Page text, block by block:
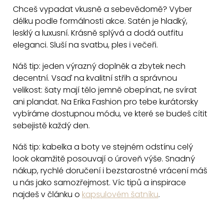
á
d
a
c
p
r
v
k
ý
p
i
s
u
á
n
k
o
á
n
í
Chceš vypadat vkusně a sebevědomě? Vyber
délku podle formálnosti akce. Satén je hladký,
lesklý a luxusní. Krásně splývá a dodá outfitu
eleganci. Sluší na svatbu, ples i večeři.
Náš tip: jeden výrazný doplněk a zbytek nech
decentní. Vsaď na kvalitní střih a správnou
velikost: šaty mají tělo jemně obepínat, ne svírat
ani plandat. Na Erika Fashion pro tebe kurátorsky
vybíráme dostupnou módu, ve které se budeš cítit
sebejistě každý den.
Náš tip: kabelka a boty ve stejném odstínu celý
look okamžitě posouvají o úroveň výše. Snadný
nákup, rychlé doručení i bezstarostné vrácení máš
u nás jako samozřejmost. Víc tipů a inspirace
najdeš v článku o kapsulovém šatníku.